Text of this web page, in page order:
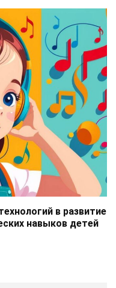
в развитие
навыков детей